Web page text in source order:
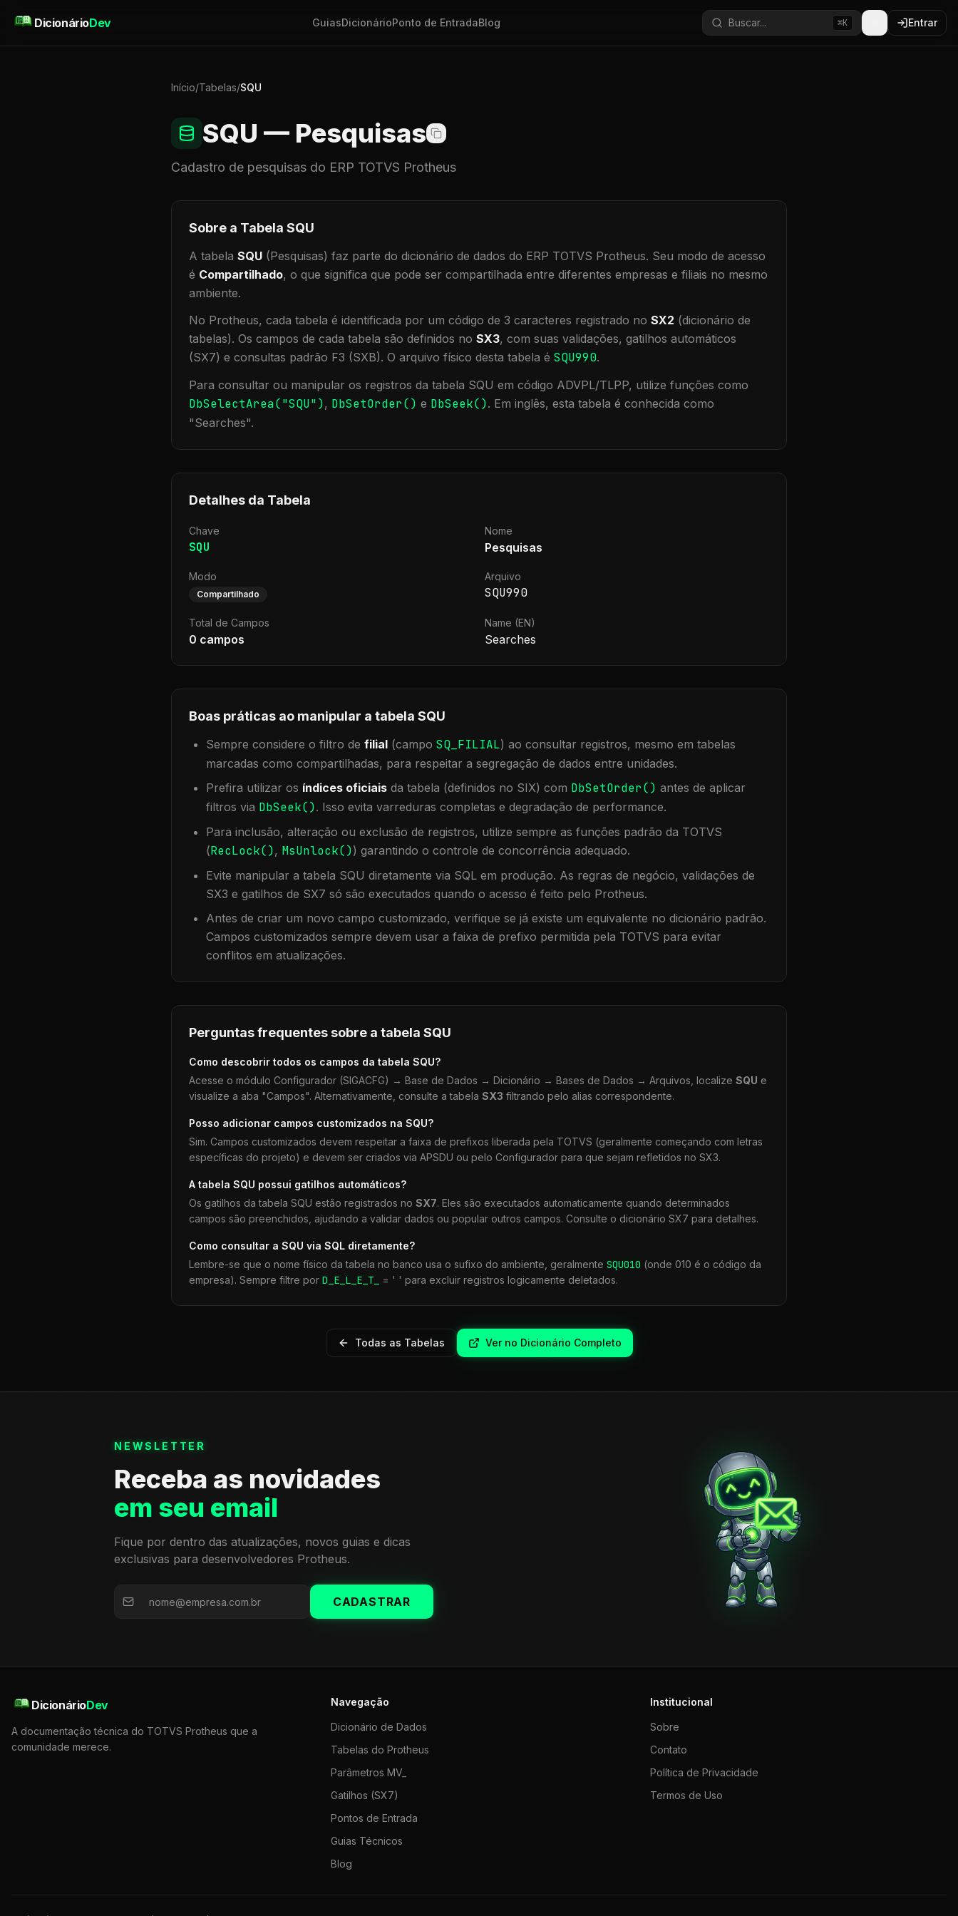
DicionárioDev GuiasDicionárioPonto de EntradaBlog Buscar... ⌘K Entrar
Início/Tabelas/SQU
SQU — Pesquisas
Cadastro de pesquisas do ERP TOTVS Protheus
Sobre a Tabela SQU
A tabela SQU (Pesquisas) faz parte do dicionário de dados do ERP TOTVS Protheus. Seu modo de acesso
é Compartilhado, o que significa que pode ser compartilhada entre diferentes empresas e filiais no mesmo
ambiente.
No Protheus, cada tabela é identificada por um código de 3 caracteres registrado no SX2 (dicionário de
tabelas). Os campos de cada tabela são definidos no SX3, com suas validações, gatilhos automáticos
(SX7) e consultas padrão F3 (SXB). O arquivo físico desta tabela é SQU990.
Para consultar ou manipular os registros da tabela SQU em código ADVPL/TLPP, utilize funções como
DbSelectArea("SQU"), DbSetOrder() e DbSeek(). Em inglês, esta tabela é conhecida como
"Searches".
Detalhes da Tabela
Chave
SQU
Nome
Pesquisas
Modo
Compartilhado
Arquivo
SQU990
Total de Campos
0 campos
Name (EN)
Searches
Boas práticas ao manipular a tabela SQU
Sempre considere o filtro de filial (campo SQ_FILIAL) ao consultar registros, mesmo em tabelas
marcadas como compartilhadas, para respeitar a segregação de dados entre unidades.
Prefira utilizar os índices oficiais da tabela (definidos no SIX) com DbSetOrder() antes de aplicar
filtros via DbSeek(). Isso evita varreduras completas e degradação de performance.
Para inclusão, alteração ou exclusão de registros, utilize sempre as funções padrão da TOTVS
(RecLock(), MsUnlock()) garantindo o controle de concorrência adequado.
Evite manipular a tabela SQU diretamente via SQL em produção. As regras de negócio, validações de
SX3 e gatilhos de SX7 só são executados quando o acesso é feito pelo Protheus.
Antes de criar um novo campo customizado, verifique se já existe um equivalente no dicionário padrão.
Campos customizados sempre devem usar a faixa de prefixo permitida pela TOTVS para evitar
conflitos em atualizações.
Perguntas frequentes sobre a tabela SQU
Como descobrir todos os campos da tabela SQU?
Acesse o módulo Configurador (SIGACFG) → Base de Dados → Dicionário → Bases de Dados → Arquivos, localize SQU e
visualize a aba "Campos". Alternativamente, consulte a tabela SX3 filtrando pelo alias correspondente.
Posso adicionar campos customizados na SQU?
Sim. Campos customizados devem respeitar a faixa de prefixos liberada pela TOTVS (geralmente começando com letras
específicas do projeto) e devem ser criados via APSDU ou pelo Configurador para que sejam refletidos no SX3.
A tabela SQU possui gatilhos automáticos?
Os gatilhos da tabela SQU estão registrados no SX7. Eles são executados automaticamente quando determinados
campos são preenchidos, ajudando a validar dados ou popular outros campos. Consulte o dicionário SX7 para detalhes.
Como consultar a SQU via SQL diretamente?
Lembre-se que o nome físico da tabela no banco usa o sufixo do ambiente, geralmente SQU010 (onde 010 é o código da
empresa). Sempre filtre por D_E_L_E_T_ = ' ' para excluir registros logicamente deletados.
Todas as Tabelas Ver no Dicionário Completo
NEWSLETTER
Receba as novidades
em seu email
Fique por dentro das atualizações, novos guias e dicas
exclusivas para desenvolvedores Protheus.
CADASTRAR
DicionárioDev
A documentação técnica do TOTVS Protheus que a
comunidade merece.
Navegação
Dicionário de Dados
Tabelas do Protheus
Parâmetros MV_
Gatilhos (SX7)
Pontos de Entrada
Guias Técnicos
Blog
Institucional
Sobre
Contato
Política de Privacidade
Termos de Uso